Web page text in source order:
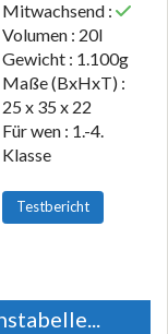
Mitwachsend :
Volumen : 20l
Gewicht : 1.100g
Maße (BxHxT) :
25 x 35 x 22
Für wen : 1.-4.
Klasse
Testbericht